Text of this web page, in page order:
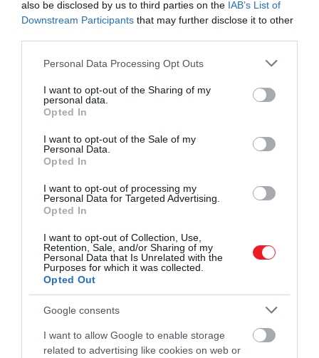
also be disclosed by us to third parties on the IAB’s List of
Downstream Participants that may further disclose it to other
Please note that this website/app uses one or more Google
not limited to your visit or usage behaviour. You may click to
grant or deny consent to Google and its third-party tags to
use your data for below specified purposes in below Google
consent section.
Personal Data Processing Opt Outs
I want to opt-out of the Sharing of my
personal data.
Opted In
I want to opt-out of the Sale of my
Personal Data.
Opted In
I want to opt-out of processing my
Personal Data for Targeted Advertising.
Opted In
I want to opt-out of Collection, Use,
Retention, Sale, and/or Sharing of my
Personal Data that Is Unrelated with the
Purposes for which it was collected.
Opted Out
Google consents
I want to allow Google to enable storage
related to advertising like cookies on web or
különbségek miatt viszont
előfordulhatnak olyan fóbiák, amelyek a
világ egyes tájain furcsák lehetnek. Ebből
mutatunk most…